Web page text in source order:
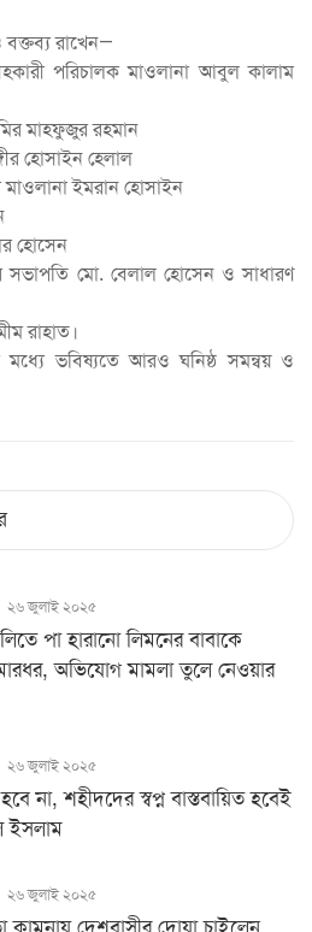
রাখেন—
পরিচালক মাওলানা আবুল কালাম
মাহফুজুর রহমান
হোসাইন হেলাল
ইমরান হোসাইন
হোসেন
সভাপতি মো. বেলাল হোসেন ও সাধারণ
রাহাত।
ভবিষ্যতে আরও ঘনিষ্ঠ সমন্বয় ও
২৬ জুলাই ২০২৫
পা হারানো লিমনের বাবাকে
অভিযোগ মামলা তুলে নেওয়ার
২৬ জুলাই ২০২৫
না, শহীদদের স্বপ্ন বাস্তবায়িত হবেই
২৬ জুলাই ২০২৫